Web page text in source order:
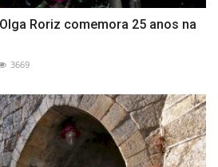
Roriz comemora 25 anos na
3669